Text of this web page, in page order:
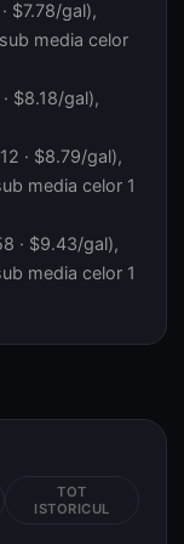
$7.78/gal),
media celor
$8.18/gal),
· $8.79/gal),
media celor 1
· $9.43/gal),
media celor 1
TOT
ISTORICUL